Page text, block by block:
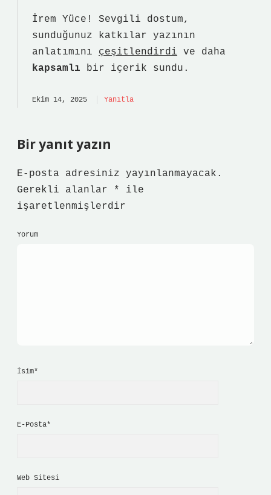
İrem Yüce! Sevgili dostum,
sunduğunuz katkılar yazının
anlatımını çeşitlendirdi ve daha
kapsamlı bir içerik sundu.
Ekim 14, 2025 Yanıtla
Bir yanıt yazın
E-posta adresiniz yayınlanmayacak.
Gerekli alanlar
*
ile
işaretlenmişlerdir
Yorum
İsim*
E-Posta*
Web Sitesi